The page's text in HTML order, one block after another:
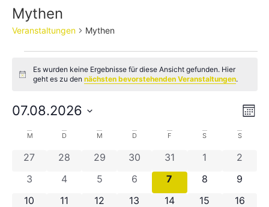
Mythen
Veranstaltungen Mythen
Hinweis
Es wurden keine Ergebnisse für diese Ansicht gefunden. Hier
geht es zu dennächsten bevorstehenden Veranstaltungen.
07.08.2026
wählen.
Kalender
von
Veranstaltungen
M D M D F S S
0 Veranstaltungen
27 0 Veranstaltungen
28 0 Veranstaltungen
29 0 Veranstaltungen
30 0 Veranstaltungen
31 0
1 0
2
0 Veranstaltungen
3 0 Veranstaltungen
4 0 Veranstaltungen
5 0 Veranstaltungen
6 0 Veranstaltungen
7 0
8 0
9
0 Veranstaltungen
10 0 Veranstaltungen
11 0 Veranstaltungen
12 0 Veranstaltungen
13 0 Veranstaltungen
14 0
15 0
16